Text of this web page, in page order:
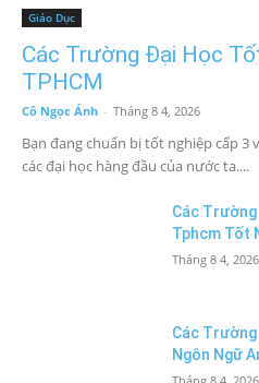
Giáo Dục
Các Trường Đại Học
TPHCM
Cô Ngọc Ánh - Tháng 8 4, 2026
Bạn đang chuẩn bị tốt nghiệp cấp 3
các đại học hàng đầu của nước ta....
Các
Tphcm Tốt
Tháng 8 4, 2026
Các
Ngôn Ngữ